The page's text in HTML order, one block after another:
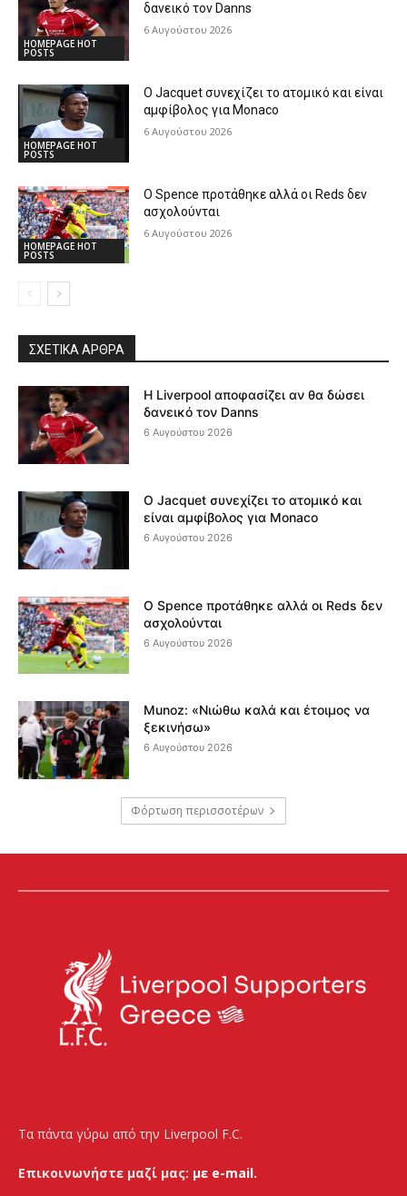
HOMEPAGE HOT
POSTS
δανεικό τον Danns
6 Αυγούστου 2026
HOMEPAGE HOT
POSTS
Ο Jacquet συνεχίζει το ατομικό και είναι
αμφίβολος για Monaco
6 Αυγούστου 2026
HOMEPAGE HOT
POSTS
Ο Spence προτάθηκε αλλά οι Reds δεν
ασχολούνται
6 Αυγούστου 2026
ΣΧΕΤΙΚΆ ΆΡΘΡΑ
Η Liverpool αποφασίζει αν θα δώσει
δανεικό τον Danns
6 Αυγούστου 2026
Ο Jacquet συνεχίζει το ατομικό και
είναι αμφίβολος για Monaco
6 Αυγούστου 2026
Ο Spence προτάθηκε αλλά οι Reds δεν
ασχολούνται
6 Αυγούστου 2026
Munoz: «Νιώθω καλά και έτοιμος να
ξεκινήσω»
6 Αυγούστου 2026
Φόρτωση περισσοτέρων
Τα πάντα γύρω από την Liverpool F.C.
Επικοινωνήστε μαζί μας: με e-mail.